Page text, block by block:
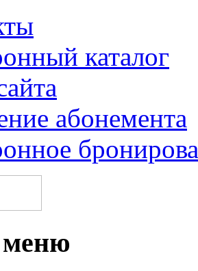
каталог
абонемента
меню